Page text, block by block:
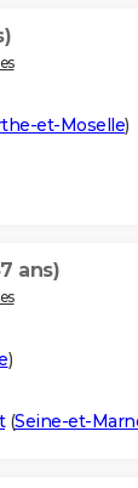
et-Moselle)
ans)
)
(Seine-et-